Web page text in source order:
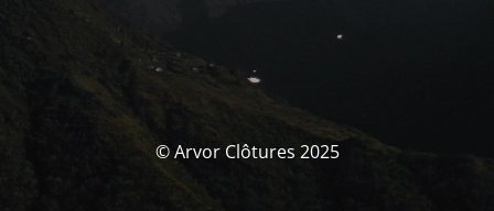
© Arvor Clôtures 2025